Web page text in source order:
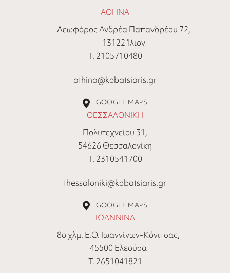
ΑΘΗΝΑ
Λεωφόρος Ανδρέα Παπανδρέου 72,
13122 Ίλιον
Τ. 2105710480
athina@kobatsiaris.gr
GOOGLE MAPS
ΘΕΣΣΑΛΟΝΙΚΗ
Πολυτεχνείου 31,
54626 Θεσσαλονίκη
Τ. 2310541700
thessaloniki@kobatsiaris.gr
GOOGLE MAPS
ΙΩΑΝΝΙΝΑ
8ο χλμ. Ε.Ο. Ιωαννίνων-Κόνιτσας,
45500 Ελεούσα
Τ. 2651041821